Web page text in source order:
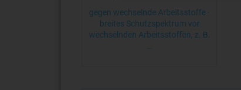
gegen wechselnde Arbeitsstoffe ·
breites Schutzspektrum vor
wechselnden Arbeitsstoffen, z. B.